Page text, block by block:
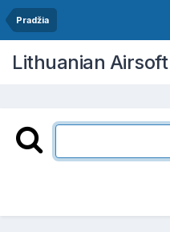
Pradžia
Lithuanian